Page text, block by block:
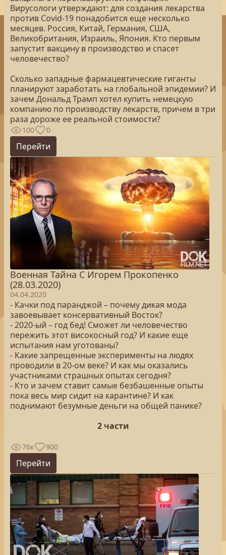
Вирусологи утверждают: для создания лекарства
против Covid-19 понадобится еще несколько
месяцев. Россия, Китай, Германия, США,
Великобритания, Израиль, Япония. Кто первым
запустит вакцину в производство и спасет
человечество?
Сколько западные фармацевтические гиганты
планируют заработать на глобальной эпидемии? И
зачем Дональд Трамп хотел купить немецкую
компанию по производству лекарств, причем в три
раза дороже ее реальной стоимости?
100 0
Перейти
Военная Тайна С Игорем Прокопенко
(28.03.2020)
04.04.2020
- Качки под паранджой – почему дикая мода
завоевывает консервативный Восток?
- 2020-ый – год бед! Сможет ли человечество
пережить этот високосный год? И какие еще
испытания нам уготованы?
- Какие запрещенные эксперименты на людях
проводили в 20-ом веке? И как мы оказались
участниками страшных опытах сегодня?
- Кто и зачем ставит самые безбашенные опыты
пока весь мир сидит на карантине? И как
поднимают безумные деньги на общей панике?
2 части
76к 900
Перейти